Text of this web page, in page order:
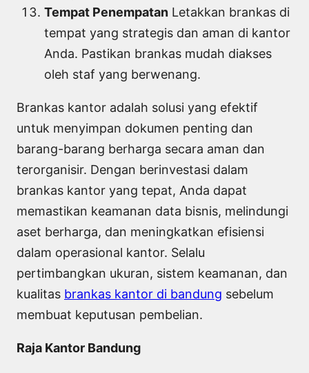
Tempat Penempatan Letakkan brankas di
tempat yang strategis dan aman di kantor
Anda. Pastikan brankas mudah diakses
oleh staf yang berwenang.
Brankas kantor adalah solusi yang efektif
untuk menyimpan dokumen penting dan
barang-barang berharga secara aman dan
terorganisir. Dengan berinvestasi dalam
brankas kantor yang tepat, Anda dapat
memastikan keamanan data bisnis, melindungi
aset berharga, dan meningkatkan efisiensi
dalam operasional kantor. Selalu
pertimbangkan ukuran, sistem keamanan, dan
kualitas brankas kantor di bandung sebelum
membuat keputusan pembelian.
Raja Kantor Bandung